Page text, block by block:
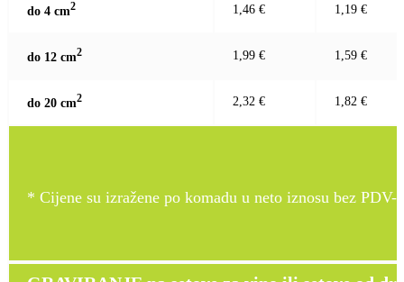
do 4 cm2 1,46 € 1,19 €
do 12 cm2 1,99 € 1,59 €
do 20 cm2 2,32 € 1,82 €
* Cijene su izražene po komadu u neto iznosu bez PDV-